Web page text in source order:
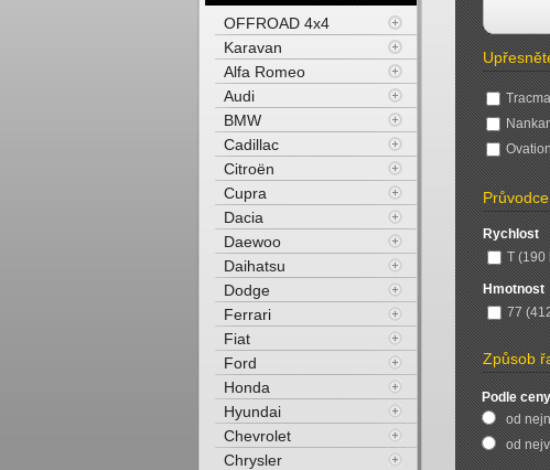
Rychlost
T (190
Hmotnost
77
Způsob
Podle
od
od
OFFROAD 4x4
Karavan
Alfa Romeo
Audi
BMW
Cadillac
Citroën
Cupra
Dacia
Daewoo
Daihatsu
Dodge
Ferrari
Fiat
Ford
Honda
Hyundai
Chevrolet
Chrysler